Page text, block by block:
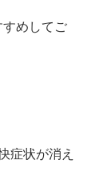
めしてご
症状が消え